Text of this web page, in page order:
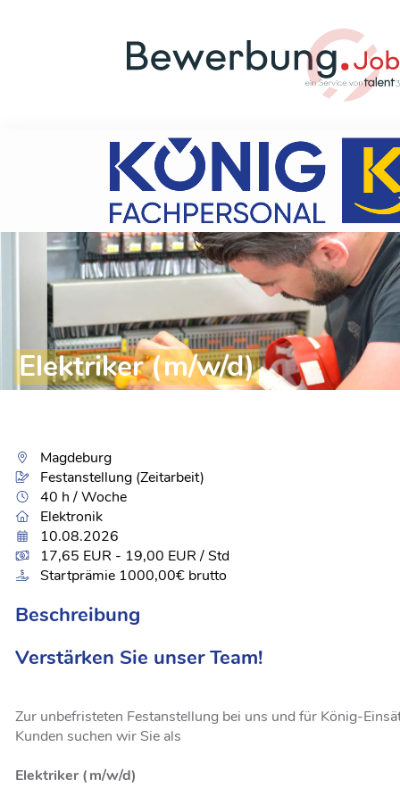
Elektriker (m/w/d)
Magdeburg
Festanstellung (Zeitarbeit)
40 h / Woche
Elektronik
10.08.2026
17,65 EUR - 19,00 EUR / Std
Startprämie 1000,00€ brutto
Beschreibung
Verstärken Sie unser Team!
Zur unbefristeten Festanstellung bei uns und für König-
Kunden suchen wir Sie als
Elektriker (m/w/d)